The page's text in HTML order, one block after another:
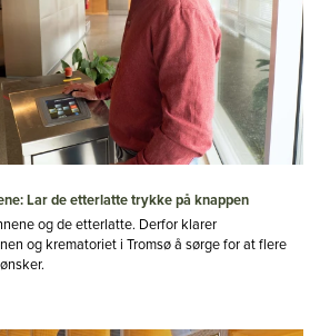
57
det er farlig
Lar de etterlatte trykke på knappen
og de etterlatte. Derfor klarer
og krematoriet i Tromsø å sørge for at flere